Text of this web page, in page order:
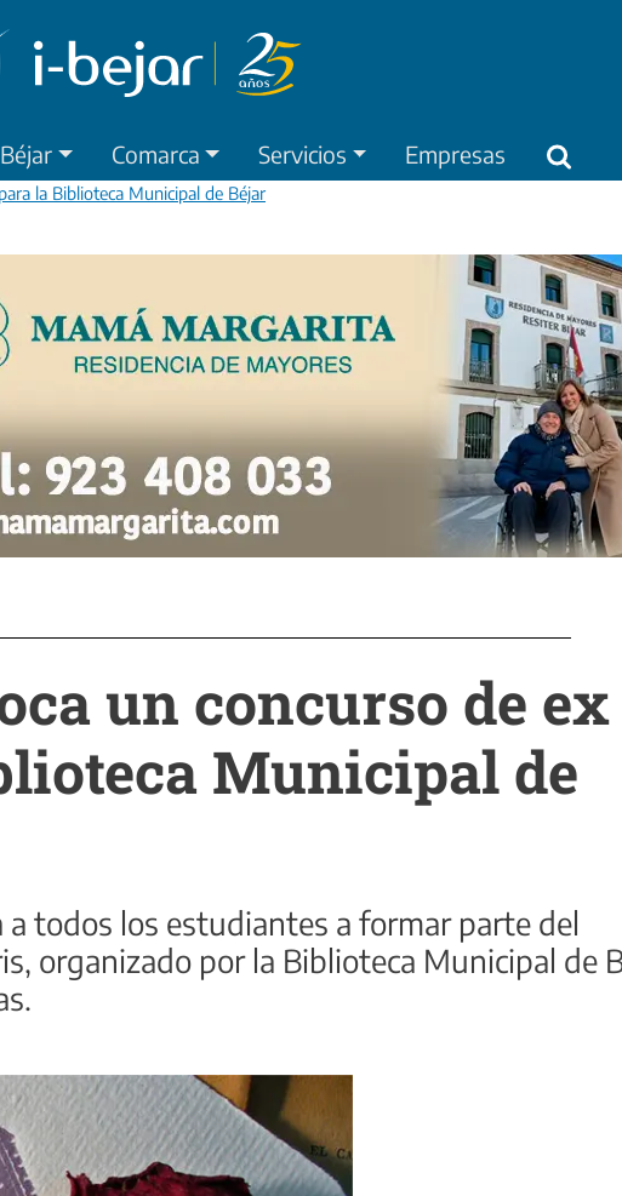
Comarca Servicios Empresas
la Biblioteca Municipal de Béjar
un concurso de ex
Municipal de
a todos los estudiantes a formar parte del
organizado por la Biblioteca Municipal de